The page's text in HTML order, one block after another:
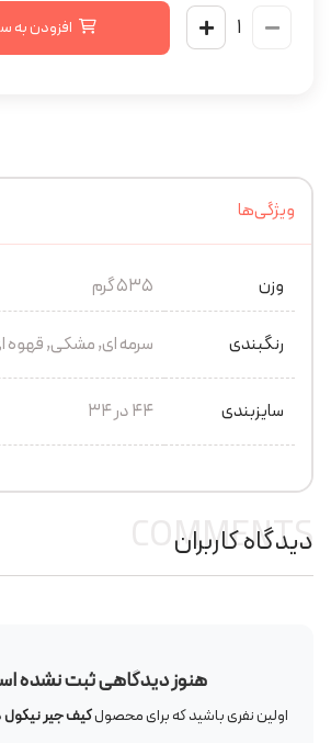
افزودن به
ویژگی‌ها
وزن 535 گرم
رنگبندی سرمه ای, مشکی, قهوه
سایزبندی 44 در 34
دیدگاه کاربران
COMMENTS
هنوز دیدگاهی ثبت نشده
اولین نفری باشید که برای محصولکیف جیر نیکول